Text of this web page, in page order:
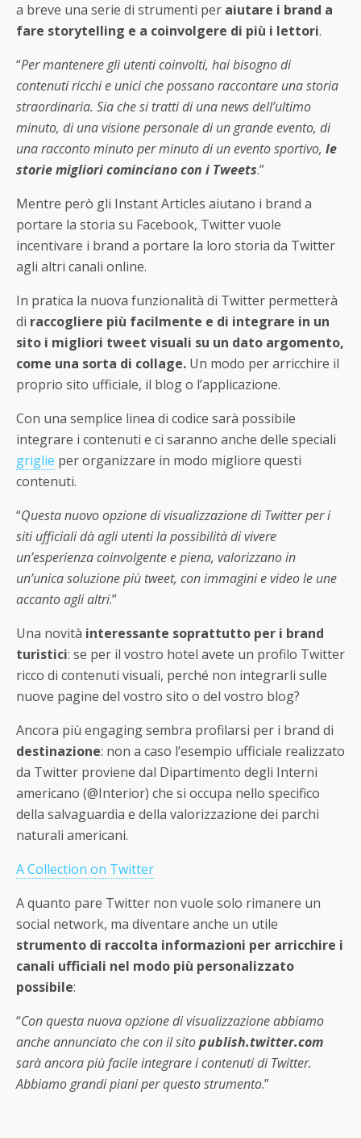
a breve una serie di strumenti per aiutare i brand a
fare storytelling e a coinvolgere di più i lettori.
“Per mantenere gli utenti coinvolti, hai bisogno di
contenuti ricchi e unici che possano raccontare una storia
straordinaria. Sia che si tratti di una news dell’ultimo
minuto, di una visione personale di un grande evento, di
una racconto minuto per minuto di un evento sportivo, le
storie migliori cominciano con i Tweets.”
Mentre però gli Instant Articles aiutano i brand a
portare la storia su Facebook, Twitter vuole
incentivare i brand a portare la loro storia da Twitter
agli altri canali online.
In pratica la nuova funzionalità di Twitter permetterà
di raccogliere più facilmente e di integrare in un
sito i migliori tweet visuali su un dato argomento,
come una sorta di collage. Un modo per arricchire il
proprio sito ufficiale, il blog o l’applicazione.
Con una semplice linea di codice sarà possibile
integrare i contenuti e ci saranno anche delle speciali
griglie per organizzare in modo migliore questi
contenuti.
“Questa nuovo opzione di visualizzazione di Twitter per i
siti ufficiali dà agli utenti la possibilità di vivere
un’esperienza coinvolgente e piena, valorizzano in
un’unica soluzione più tweet, con immagini e video le une
accanto agli altri.”
Una novità interessante soprattutto per i brand
turistici: se per il vostro hotel avete un profilo Twitter
ricco di contenuti visuali, perché non integrarli sulle
nuove pagine del vostro sito o del vostro blog?
Ancora più engaging sembra profilarsi per i brand di
destinazione: non a caso l’esempio ufficiale realizzato
da Twitter proviene dal Dipartimento degli Interni
americano (@Interior) che si occupa nello specifico
della salvaguardia e della valorizzazione dei parchi
naturali americani.
A Collection on Twitter
A quanto pare Twitter non vuole solo rimanere un
social network, ma diventare anche un utile
strumento di raccolta informazioni per arricchire i
canali ufficiali nel modo più personalizzato
possibile:
“Con questa nuova opzione di visualizzazione abbiamo
anche annunciato che con il sitopublish.twitter.com
sarà ancora più facile integrare i contenuti di Twitter.
Abbiamo grandi piani per questo strumento.”